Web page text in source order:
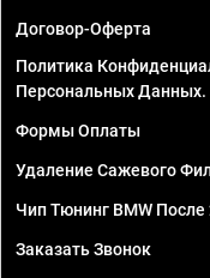
Договор-Оферта
Политика
Персональных Данных.
Формы Оплаты
Удаление Сажевого
Чип Тюнинг BMW После
Заказать Звонок